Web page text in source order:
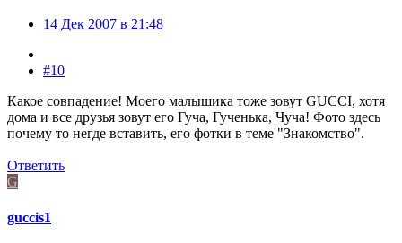
14 Дек 2007 в 21:48
#10
Какое совпадение! Моего малышика тоже зовут GUCCI, хотя
дома и все друзья зовут его Гуча, Гученька, Чуча! Фото здесь
почему то негде вставить, его фотки в теме "Знакомство".
Ответить
G
guccis1